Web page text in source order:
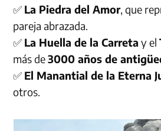
✅ La Piedra del Amor, que
pareja abrazada.
✅ La Huella de la Carreta y el
más de3000 años de
✅ El Manantial de la Eterna
otros.